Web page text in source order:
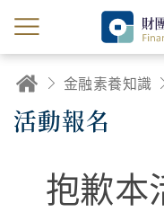
金融素養知識
活動報名
抱歉本